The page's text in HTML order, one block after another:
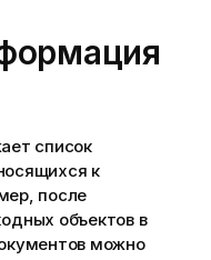
список
к
после
объектов в
можно